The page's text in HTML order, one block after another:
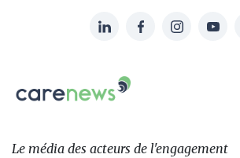
sur:
LinkedInFacebookInstagram
Carenews,
Le
des
Le média des acteurs de l'engagement